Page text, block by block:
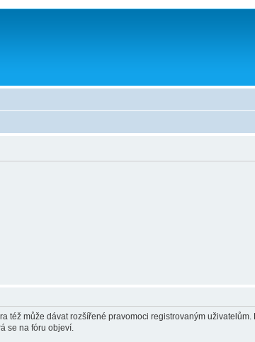
může dávat rozšířené pravomoci registrovaným
se na fóru objeví.